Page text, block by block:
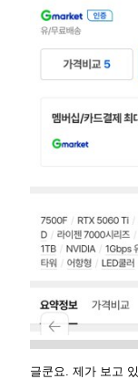
글쿤요. 제가 보고